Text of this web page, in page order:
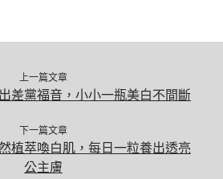
上一篇文章
差黨福音，小小一瓶美白不間斷
下一篇文章
植萃喚白肌，每日一粒養出透亮
公主膚